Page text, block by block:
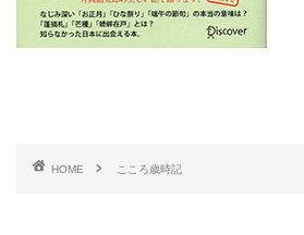
HOME こころ歳時記